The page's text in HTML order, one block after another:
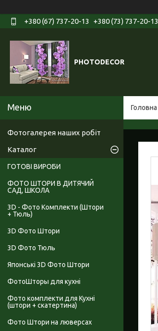
+380 (67) 737-20-13 +380 (73) 737-20-13
PHOTODECOR
Головна
Фотогалерея наших робіт
Каталог
ГОТОВІ ВИРОБИ
ФОТО ШТОРИ В ДИТЯЧИЙ
САД, ШКОЛА
3D - Фото Комплекти (Штори
+ Тюль)
3D Фото Штори
3D Фото Тюль
Японські 3D Фото Штори
ФотоШторы для кухні
Фото комплекти для Кухні
(штори + скатертина)
Фото Штори на люверсах